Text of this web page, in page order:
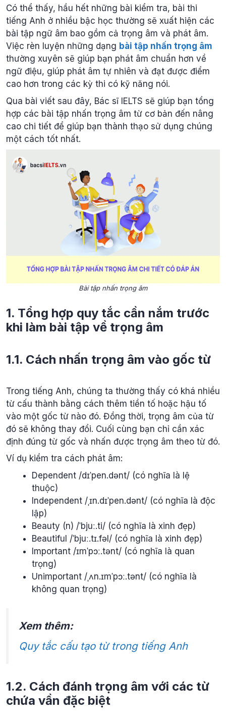
Có thể thấy, hầu hết những bài kiểm tra, bài thi
tiếng Anh ở nhiều bậc học thường sẽ xuất hiện các
bài tập ngữ âm bao gồm cả trọng âm và phát âm.
Việc rèn luyện những dạng bài tập nhấn trọng âm
thường xuyên sẽ giúp bạn phát âm chuẩn hơn về
ngữ điệu, giúp phát âm tự nhiên và đạt được điểm
cao hơn trong các kỳ thi có kỹ năng nói.
Qua bài viết sau đây, Bác sĩ IELTS sẽ giúp bạn tổng
hợp các bài tập nhấn trọng âm từ cơ bản đến nâng
cao chi tiết để giúp bạn thành thạo sử dụng chúng
một cách tốt nhất.
Bài tập nhấn trọng âm
1. Tổng hợp quy tắc cần nắm trước
khi làm bài tập về trọng âm
1.1. Cách nhấn trọng âm vào gốc từ
Trong tiếng Anh, chúng ta thường thấy có khá nhiều
từ cấu thành bằng cách thêm tiền tố hoặc hậu tố
vào một gốc từ nào đó. Đồng thời, trọng âm của từ
đó sẽ không thay đổi. Cuối cùng bạn chỉ cần xác
định đúng từ gốc và nhấn được trọng âm theo từ đó.
Ví dụ kiểm tra cách phát âm:
Dependent /dɪˈpen.dənt/ (có nghĩa là lệ
thuộc)
Independent /ˌɪn.dɪˈpen.dənt/ (có nghĩa là độc
lập)
Beauty (n) /ˈbjuː.ti/ (có nghĩa là xinh đẹp)
Beautiful /ˈbjuː.tɪ.fəl/ (có nghĩa là xinh đẹp)
Important /ɪmˈpɔː.tənt/ (có nghĩa là quan
trọng)
Unimportant /ˌʌn.ɪmˈpɔː.tənt/ (có nghĩa là
không quan trọng)
Xem thêm:
Quy tắc cấu tạo từ trong tiếng Anh
1.2. Cách đánh trọng âm với các từ
chứa vần đặc biệt